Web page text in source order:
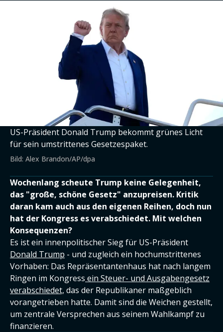
US-Präsident Donald Trump bekommt grünes Licht
für sein umstrittenes Gesetzespaket.
Bild: Alex Brandon/AP/dpa
Wochenlang scheute Trump keine Gelegenheit,
das "große, schöne Gesetz" anzupreisen. Kritik
daran kam auch aus den eigenen Reihen, doch nun
hat der Kongress es verabschiedet. Mit welchen
Konsequenzen?
Es ist ein innenpolitischer Sieg für US-Präsident
Donald Trump - und zugleich ein hochumstrittenes
Vorhaben: Das Repräsentantenhaus hat nach langem
Ringen im Kongress ein Steuer- und Ausgabengesetz
verabschiedet, das der Republikaner maßgeblich
vorangetrieben hatte. Damit sind die Weichen gestellt,
um zentrale Versprechen aus seinem Wahlkampf zu
finanzieren.